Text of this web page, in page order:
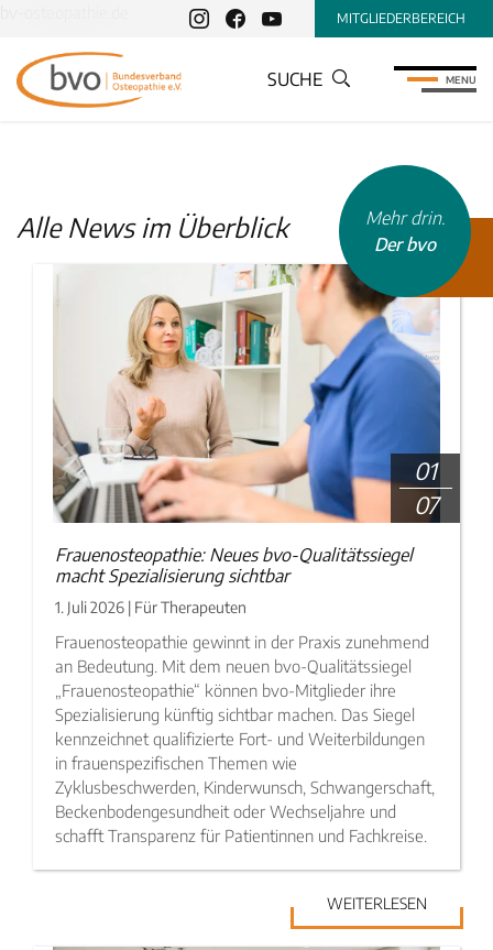
MITGLIEDERBEREICH
SUCHE MENU
Alle News im Überblick
01
07
Frauenosteopathie: Neues bvo-Qualitätssiegel
macht Spezialisierung sichtbar
1. Juli 2026 | Für Therapeuten
Frauenosteopathie gewinnt in der Praxis zunehmend
an Bedeutung. Mit dem neuen bvo-Qualitätssiegel
„Frauenosteopathie“ können bvo-Mitglieder ihre
Spezialisierung künftig sichtbar machen. Das Siegel
kennzeichnet qualifizierte Fort- und Weiterbildungen
in frauenspezifischen Themen wie
Zyklusbeschwerden, Kinderwunsch, Schwangerschaft,
Beckenbodengesundheit oder Wechseljahre und
schafft Transparenz für Patientinnen und Fachkreise.
WEITERLESEN
Mehr drin.
Der bvo